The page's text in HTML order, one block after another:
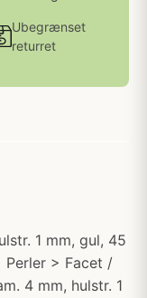
Ubegrænset
returret
1 mm, gul, 45
Perler > Facet /
4 mm, hulstr. 1